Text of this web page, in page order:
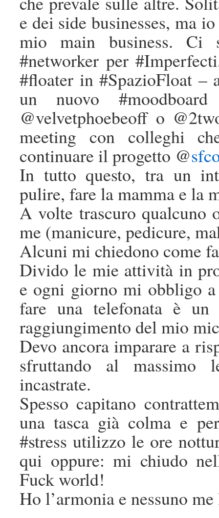
e dei side businesses, ma
mio main business.
#networker per
#floater in #SpazioFloat –
un nuovo
@velvetphoebeoff o
meeting con colleghi
continuare il progetto @
In tutto questo, tra un
pulire, fare la mamma e la
A volte trascuro qualcuno
me (manicure, pedicure,
Alcuni mi chiedono come
Divido le mie attività in
e ogni giorno mi obbligo
fare una telefonata è
raggiungimento del mio
Devo ancora imparare a
sfruttando al massimo
incastrate.
Spesso capitano
una tasca già colma e
#stress utilizzo le ore
qui oppure: mi chiudo
Fuck world!
Ho l’armonia e nessuno